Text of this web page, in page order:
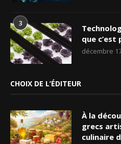
3
que
décembre
CHOIX DE L’ÉDITEUR
À la
grecs
culinaire